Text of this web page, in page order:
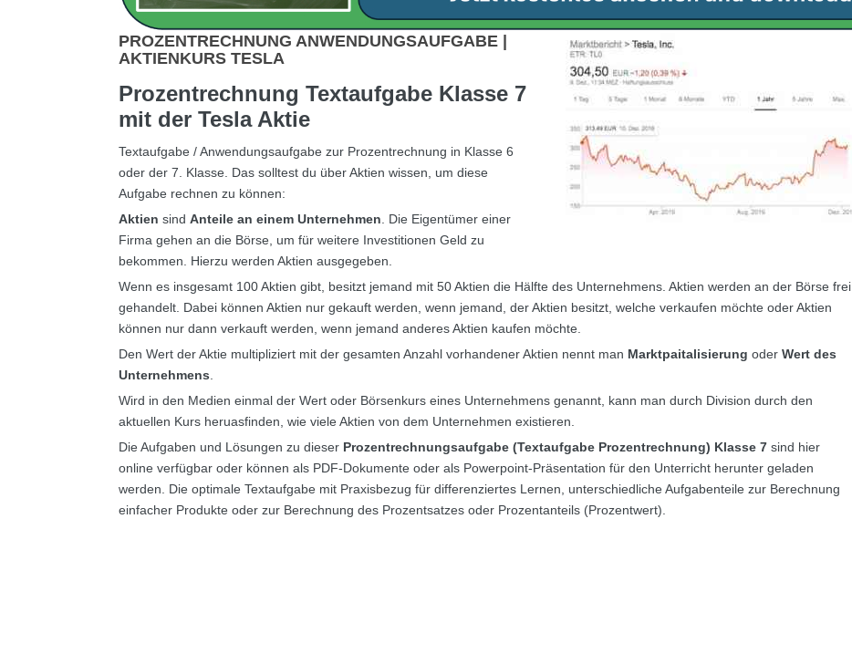
PROZENTRECHNUNG ANWENDUNGSAUFGABE |
AKTIENKURS TESLA
Prozentrechnung Textaufgabe Klasse 7
mit der Tesla Aktie
Textaufgabe / Anwendungsaufgabe zur Prozentrechnung in Klasse 6
oder der 7. Klasse. Das solltest du über Aktien wissen, um diese
Aufgabe rechnen zu können:
Aktien sind Anteile an einem Unternehmen . Die Eigentümer einer
Firma gehen an die Börse, um für weitere Investitionen Geld zu
bekommen. Hierzu werden Aktien ausgegeben.
Wenn es insgesamt 100 Aktien gibt, besitzt jemand mit 50 Aktien die Hälfte des Unternehmens. Aktien werden an der Börse frei
gehandelt. Dabei können Aktien nur gekauft werden, wenn jemand, der Aktien besitzt, welche verkaufen möchte oder Aktien
können nur dann verkauft werden, wenn jemand anderes Aktien kaufen möchte.
Den Wert der Aktie multipliziert mit der gesamten Anzahl vorhandener Aktien nennt man Marktpaitalisierung oder Wert des
Unternehmens
Wird in den Medien einmal der Wert oder Börsenkurs eines Unternehmens genannt, kann man durch Division durch den
aktuellen Kurs heruasfinden, wie viele Aktien von dem Unternehmen existieren.
Die Aufgaben und Lösungen zu dieser Prozentrechnungsaufgabe (Textaufgabe Prozentrechnung) Klasse 7sind hier
online verfügbar oder können als PDF-Dokumente oder als Powerpoint-Präsentation für den Unterricht herunter geladen
werden. Die optimale Textaufgabe mit Praxisbezug für differenziertes Lernen, unterschiedliche Aufgabenteile zur Berechnung
einfacher Produkte oder zur Berechnung des Prozentsatzes oder Prozentanteils (Prozentwert).